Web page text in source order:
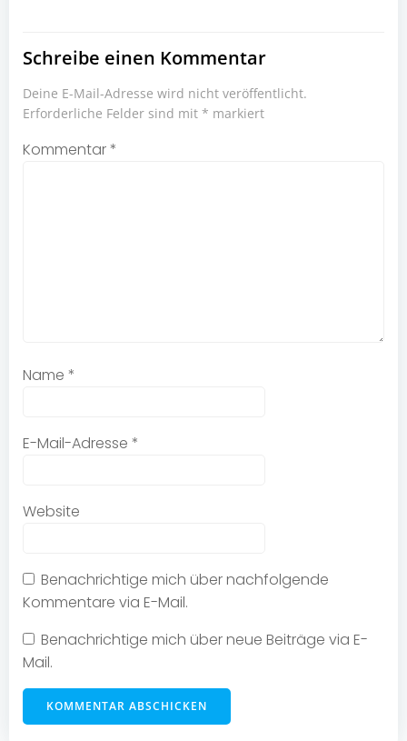
Schreibe einen Kommentar
Deine E-Mail-Adresse wird nicht veröffentlicht.
Erforderliche Felder sind mit * markiert
Kommentar*
Name *
E-Mail-Adresse *
Website
Benachrichtige mich über nachfolgende
Kommentare via E-Mail.
Benachrichtige mich über neue Beiträge via E-
Mail.